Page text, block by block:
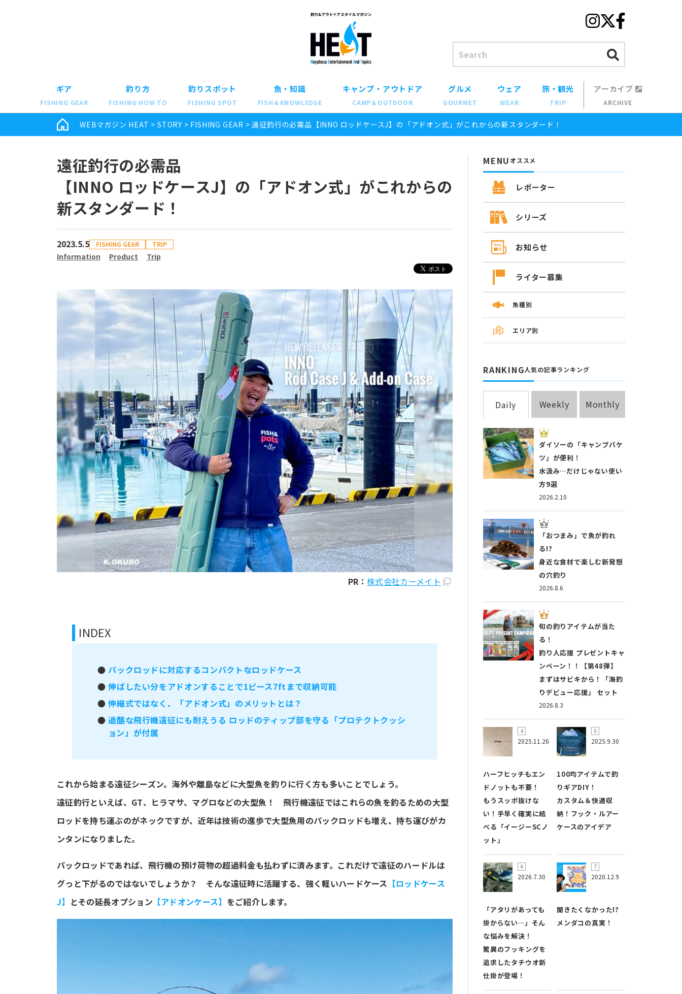
ギア
FISHING GEAR
釣り方
FISHING HOW TO
釣りスポット
FISHING SPOT
魚・知識
FISH＆KNOWLEDGE
キャンプ・アウトドア
CAMP＆OUTDOOR
グルメ
GOURMET
ウェア
WEAR
旅・観光
TRIP
アーカイブ
ARCHIVE
WEBマガジン HEAT >STORY > FISHING GEAR >遠征釣行の必需品【INNO ロッドケースJ】の「アドオン式」がこれからの新スタンダード！
遠征釣行の必需品
【INNO ロッドケースJ】の「アドオン式」がこれからの
新スタンダード！
2023.5.5 FISHING GEAR TRIP
Information Product Trip
PR：株式会社カーメイト
INDEX
● パックロッドに対応するコンパクトなロッドケース
●伸ばしたい分をアドオンすることで1ピース7ftまで収納可能
●伸縮式ではなく、「アドオン式」のメリットとは？
●過酷な飛行機遠征にも耐えうる ロッドのティップ部を守る「プロテクトクッシ
ョン」が付属
これから始まる遠征シーズン。海外や離島などに大型魚を釣りに行く方も多いことでしょう。
遠征釣行といえば、GT、ヒラマサ、マグロなどの大型魚！ 飛行機遠征ではこれらの魚を釣るための大型
ロッドを持ち運ぶのがネックですが、近年は技術の進歩で大型魚用のパックロッドも増え、持ち運びがカ
ンタンになりました。
パックロッドであれば、飛行機の預け荷物の超過料金も払わずに済みます。これだけで遠征のハードルは
グっと下がるのではないでしょうか？ そんな遠征時に活躍する、強く軽いハードケース 【ロッドケース
J】 とその延長オプション 【アドオンケース】 をご紹介します。
MENUオススメ
レポーター
シリーズ
お知らせ
ライター募集
魚種別
エリア別
RANKING人気の記事ランキング
Daily Weekly Monthly
2026.2.10
ダイソーの「キャンプバケ
ツ」が便利！
水汲み…だけじゃない使い
方9選
2026.8.6
「おつまみ」で魚が釣れ
る!?
身近な食材で楽しむ新発想
の穴釣り
2026.8.3
旬の釣りアイテムが当た
る！
釣り人応援 プレゼントキャ
ンペーン！！【第48弾】
まずはサビキから！「海釣
りデビュー応援」 セット
2025.11.26
ハーフヒッチもエン
ドノットも不要！
もうスッポ抜けな
い！手早く確実に結
べる「イージーSCノ
ット」
2025.9.30
100均アイテムで釣
りギアDIY！
カスタム＆快適収
納！フック・ルアー
ケースのアイデア
2026.7.30
「アタリがあっても
掛からない…」そん
な悩みを解決！
驚異のフッキングを
追求したタチウオ新
仕掛が登場！
2020.12.9
聞きたくなかった!?
メンダコの真実！